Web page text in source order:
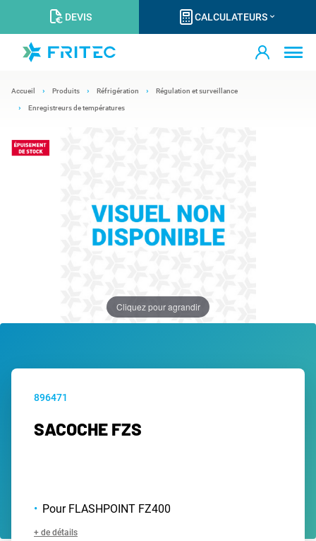
DEVIS CALCULATEURS
Accueil Produits Réfrigération Régulation et surveillance
Enregistreurs de températures
Cliquez pour agrandir
896471
SACOCHE FZS
Pour FLASHPOINT FZ400
+ de détails